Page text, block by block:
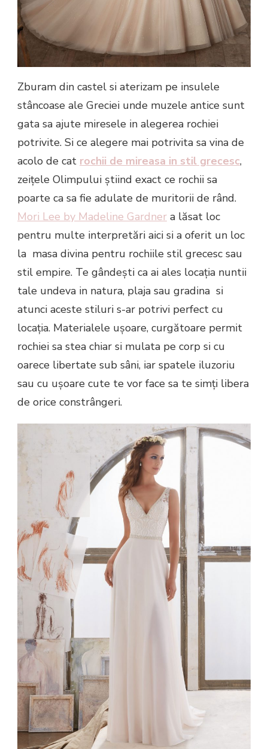
Zburam din castel si aterizam pe insulele
stâncoase ale Greciei unde muzele antice sunt
gata sa ajute miresele in alegerea rochiei
potrivite. Si ce alegere mai potrivita sa vina de
acolo de cat rochii de mireasa in stil grecesc,
zeițele Olimpului știind exact ce rochii sa
poarte ca sa fie adulate de muritorii de rând.
Mori Lee by Madeline Gardner a lăsat loc
pentru multe interpretări aici si a oferit un loc
la masa divina pentru rochiile stil grecesc sau
stil empire. Te gândești ca ai ales locația nuntii
tale undeva in natura, plaja sau gradina si
atunci aceste stiluri s-ar potrivi perfect cu
locația. Materialele ușoare, curgătoare permit
rochiei sa stea chiar si mulata pe corp si cu
oarece libertate sub sâni, iar spatele iluzoriu
sau cu ușoare cute te vor face sa te simți libera
de orice constrângeri.